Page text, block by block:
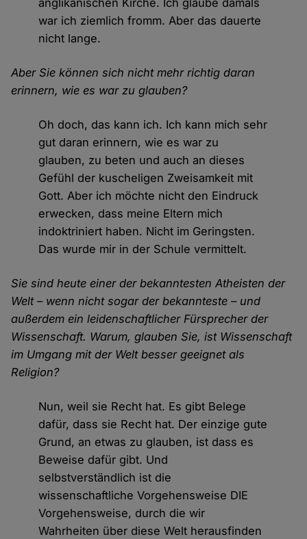
anglikanischen Kirche. Ich glaube damals
war ich ziemlich fromm. Aber das dauerte
nicht lange.
Aber Sie können sich nicht mehr richtig daran
erinnern, wie es war zu glauben?
Oh doch, das kann ich. Ich kann mich sehr
gut daran erinnern, wie es war zu
glauben, zu beten und auch an dieses
Gefühl der kuscheligen Zweisamkeit mit
Gott. Aber ich möchte nicht den Eindruck
erwecken, dass meine Eltern mich
indoktriniert haben. Nicht im Geringsten.
Das wurde mir in der Schule vermittelt.
Sie sind heute einer der bekanntesten Atheisten der
Welt – wenn nicht sogar der bekannteste – und
außerdem ein leidenschaftlicher Fürsprecher der
Wissenschaft. Warum, glauben Sie, ist Wissenschaft
im Umgang mit der Welt besser geeignet als
Religion?
Nun, weil sie Recht hat. Es gibt Belege
dafür, dass sie Recht hat. Der einzige gute
Grund, an etwas zu glauben, ist dass es
Beweise dafür gibt. Und
selbstverständlich ist die
wissenschaftliche Vorgehensweise DIE
Vorgehensweise, durch die wir
Wahrheiten über diese Welt herausfinden